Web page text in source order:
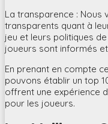
La transparence : Nous
transparents quant à
jeu et leurs politiques
joueurs sont informés
En prenant en compte
pouvons établir un top
offrent une expérience
pour les joueurs.